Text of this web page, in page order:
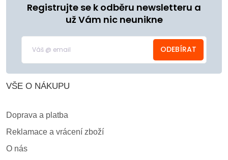
Registrujte se k odběru newsletteru a
už Vám nic neunikne
ODEBÍRAT
VŠE O NÁKUPU
Doprava a platba
Reklamace a vrácení zboží
O nás